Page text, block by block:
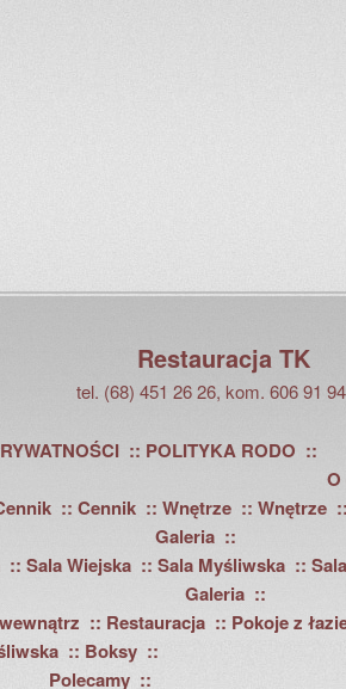
Restauracja TK
tel. (68) 451 26 26, kom. 606 91
POLITYKA RODO
O
Cennik Wnętrze Wnętrze
Galeria
Sala Wiejska Sala Myśliwska
Galeria
Restauracja Pokoje z
Boksy
Polecamy